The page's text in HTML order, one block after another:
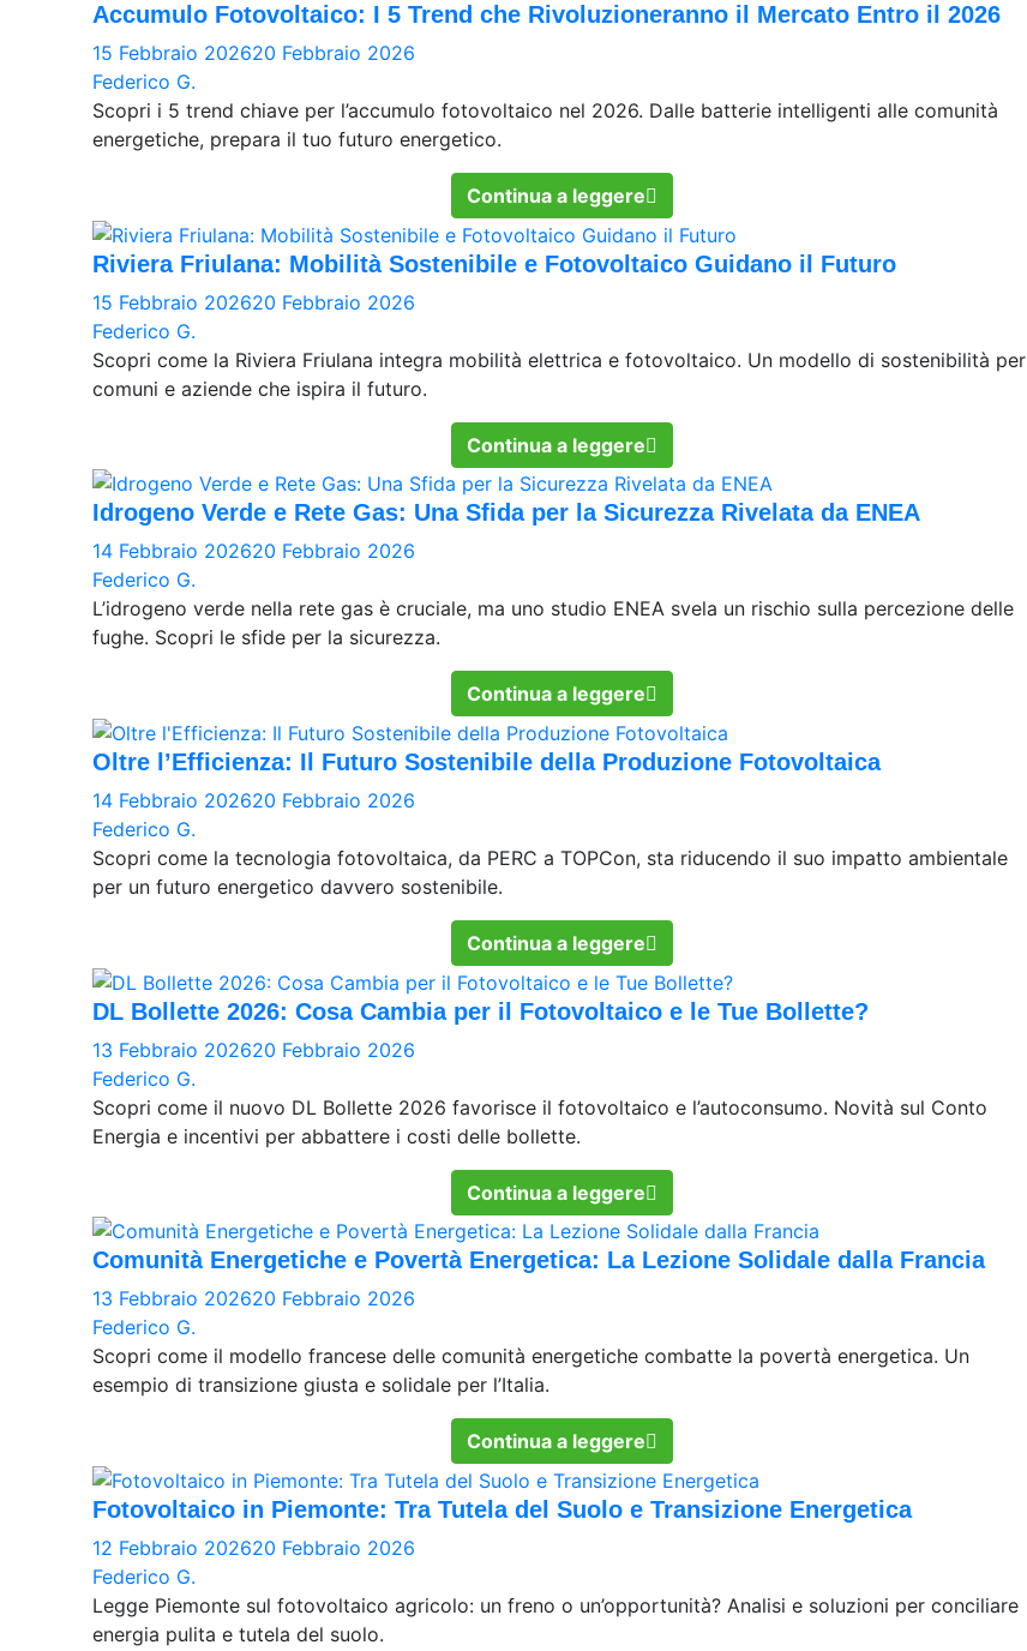
Accumulo Fotovoltaico: I 5 Trend che Rivoluzioneranno il Mercato Entro il 2026
15 Febbraio 202620 Febbraio 2026
Federico G.
Scopri i 5 trend chiave per l’accumulo fotovoltaico nel 2026. Dalle batterie intelligenti alle comunità
energetiche, prepara il tuo futuro energetico.
Continua a leggere
Riviera Friulana: Mobilità Sostenibile e Fotovoltaico Guidano il Futuro
15 Febbraio 202620 Febbraio 2026
Federico G.
Scopri come la Riviera Friulana integra mobilità elettrica e fotovoltaico. Un modello di sostenibilità per
comuni e aziende che ispira il futuro.
Continua a leggere
Idrogeno Verde e Rete Gas: Una Sfida per la Sicurezza Rivelata da ENEA
14 Febbraio 202620 Febbraio 2026
Federico G.
L’idrogeno verde nella rete gas è cruciale, ma uno studio ENEA svela un rischio sulla percezione delle
fughe. Scopri le sfide per la sicurezza.
Continua a leggere
Oltre l’Efficienza: Il Futuro Sostenibile della Produzione Fotovoltaica
14 Febbraio 202620 Febbraio 2026
Federico G.
Scopri come la tecnologia fotovoltaica, da PERC a TOPCon, sta riducendo il suo impatto ambientale
per un futuro energetico davvero sostenibile.
Continua a leggere
DL Bollette 2026: Cosa Cambia per il Fotovoltaico e le Tue Bollette?
13 Febbraio 202620 Febbraio 2026
Federico G.
Scopri come il nuovo DL Bollette 2026 favorisce il fotovoltaico e l’autoconsumo. Novità sul Conto
Energia e incentivi per abbattere i costi delle bollette.
Continua a leggere
Comunità Energetiche e Povertà Energetica: La Lezione Solidale dalla Francia
13 Febbraio 202620 Febbraio 2026
Federico G.
Scopri come il modello francese delle comunità energetiche combatte la povertà energetica. Un
esempio di transizione giusta e solidale per l’Italia.
Continua a leggere
Fotovoltaico in Piemonte: Tra Tutela del Suolo e Transizione Energetica
12 Febbraio 202620 Febbraio 2026
Federico G.
Legge Piemonte sul fotovoltaico agricolo: un freno o un’opportunità? Analisi e soluzioni per conciliare
energia pulita e tutela del suolo.